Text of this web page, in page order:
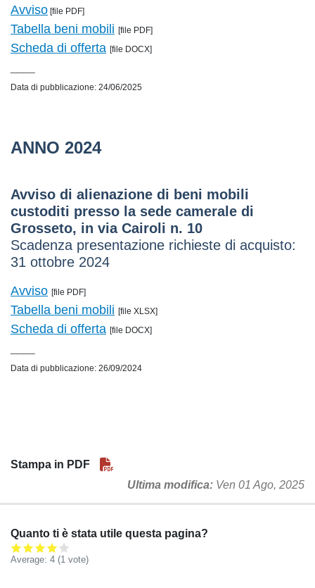
Avviso [file PDF]
Tabella beni mobili [file PDF]
Scheda di offerta [file DOCX]
Data di pubblicazione: 24/06/2025
ANNO 2024
Avviso di alienazione di beni mobili
custoditi presso la sede camerale di
Grosseto, in via Cairoli n. 10
Scadenza presentazione richieste di acquisto:
31 ottobre 2024
Avviso [file PDF]
Tabella beni mobili [file XLSX]
Scheda di offerta [file DOCX]
Data di pubblicazione: 26/09/2024
Stampa in PDF
Ultima modifica
Ven 01 Ago, 2025
Quanto ti è stata utile questa pagina?
Average: 4 (1 vote)